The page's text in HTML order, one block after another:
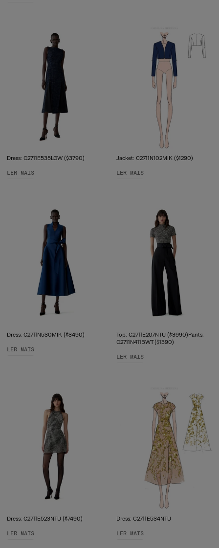
Dress: C2711E535LGW ($3790)
LER MAIS
Jacket: C2711N102MIK ($1290)
LER MAIS
Dress: C2711N530MIK ($3490)
LER MAIS
Top: C2711E207NTU ($3990)Pants:
C2711N411BWT ($1390)
LER MAIS
Dress: C2711E523NTU ($7490)
LER MAIS
Dress: C2711E534NTU
LER MAIS